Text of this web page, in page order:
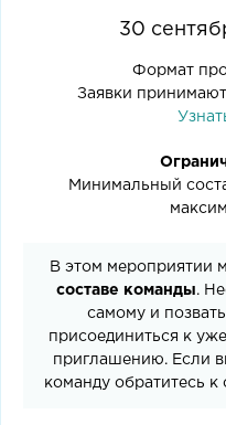
30
Формат
Заявки
Минимальный
В этом мероприятии
составе команды.
самому и
присоединиться к
приглашению. Если
команду обратитесь к